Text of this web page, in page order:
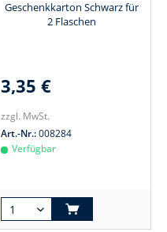
Geschenkkarton Schwarz für
2 Flaschen
3,35 €
zzgl. MwSt.
Art.-Nr.:008284
Verfügbar